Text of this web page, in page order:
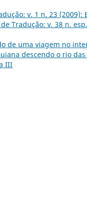
v. 1 n. 23 (2009):
Tradução: v. 38 n.
de uma viagem no
descendo o rio das
III